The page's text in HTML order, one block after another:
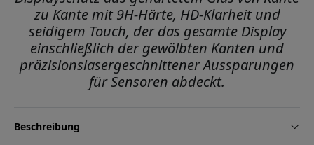
zu Kante mit 9H-Härte, HD-Klarheit und
seidigem Touch, der das gesamte Display
einschließlich der gewölbten Kanten und
präzisionslasergeschnittener Aussparungen
für Sensoren abdeckt.
Beschreibung